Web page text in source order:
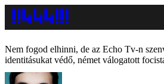
Nem fogod elhinni, de az Echo Tv-n
identitásukat védő, német válogatott